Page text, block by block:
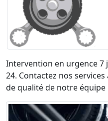
Intervention en urgence 7
24. Contactez nos
de qualité de notre équipe